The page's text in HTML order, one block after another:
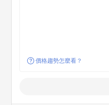
價格趨勢怎麼看？